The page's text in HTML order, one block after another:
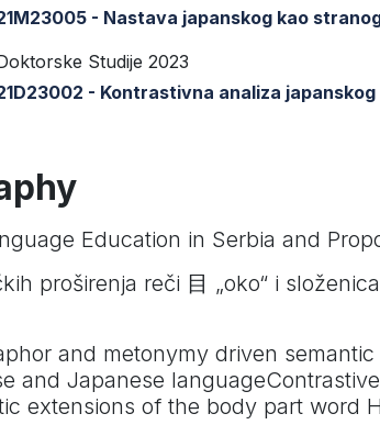
- Nastava japanskog kao
Studije 2023
- Kontrastivna analiza
Education in Serbia and
proširenja reči 目 „oko“ i
and metonymy driven
and Japanese
extensions of the body part word